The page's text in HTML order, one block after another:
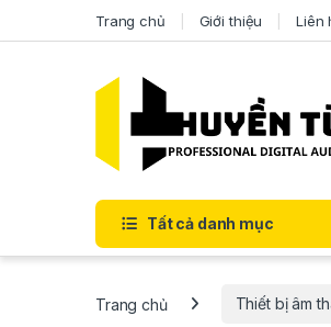
Trang chủ Giới thiệu Liên
Tất cả danh mục
Trang chủ Thiết bị âm